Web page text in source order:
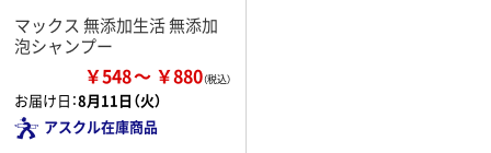
マックス 無添加生活 無添加
泡シャンプー
￥548 ￥880
お届け日：8月11日（火）
アスクル在庫商品